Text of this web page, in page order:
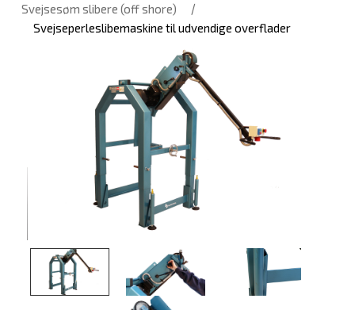
Svejsesøm slibere (off shore)
/
Svejseperleslibemaskine til udvendige overflader